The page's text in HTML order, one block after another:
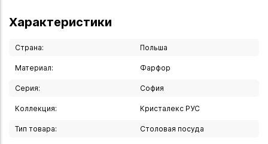
Серые фарфоровые работы украшены тиснением, что
добавляет их уникальности, подчеркивая тонкий характер
посуды.
Вы можете купить Тарелка десертная "София" 21 см в
указанных ниже магазинах в Иркутске и в Ангарске, а
курьером по Иркутску или транспортной компанией по
всей России.
Характеристики
Страна: Польша
Материал: Фарфор
Серия: София
Коллекция: Кристалекс РУС
Тип товара: Столовая посуда